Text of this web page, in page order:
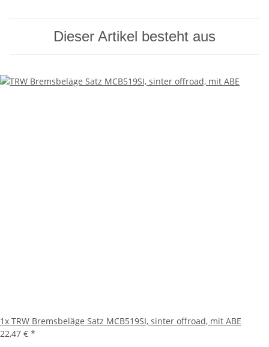
Dieser Artikel besteht aus
1x TRW Bremsbeläge Satz MCB519SI, sinter offroad, mit ABE
22,47 € *